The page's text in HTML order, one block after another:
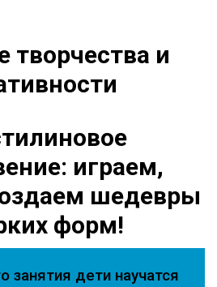
творчества и
играем,
шедевры
форм!
занятия дети научатся